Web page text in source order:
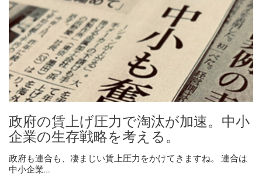
政府の賃上げ圧力で淘汰が加速。中小
企業の生存戦略を考える。
政府も連合も、凄まじい賃上圧力をかけてきますね。 連合は
中小企業…